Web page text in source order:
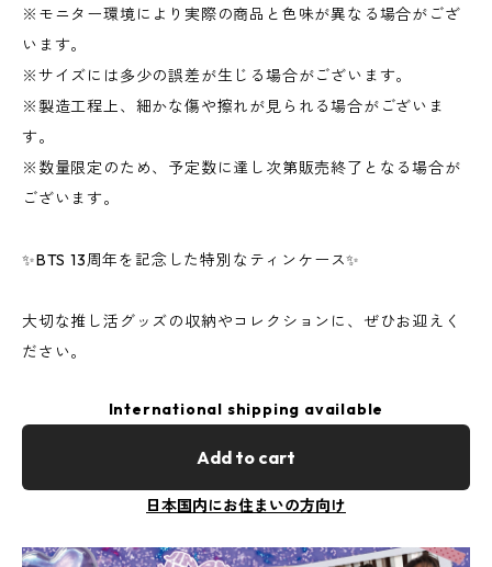
※モニター環境により実際の商品と色味が異なる場合がござ
います。
※サイズには多少の誤差が生じる場合がございます。
※製造工程上、細かな傷や擦れが見られる場合がございま
す。
※数量限定のため、予定数に達し次第販売終了となる場合が
ございます。
✨BTS 13周年を記念した特別なティンケース✨
大切な推し活グッズの収納やコレクションに、ぜひお迎えく
ださい。
International shipping available
Add to cart
日本国内にお住まいの方向け